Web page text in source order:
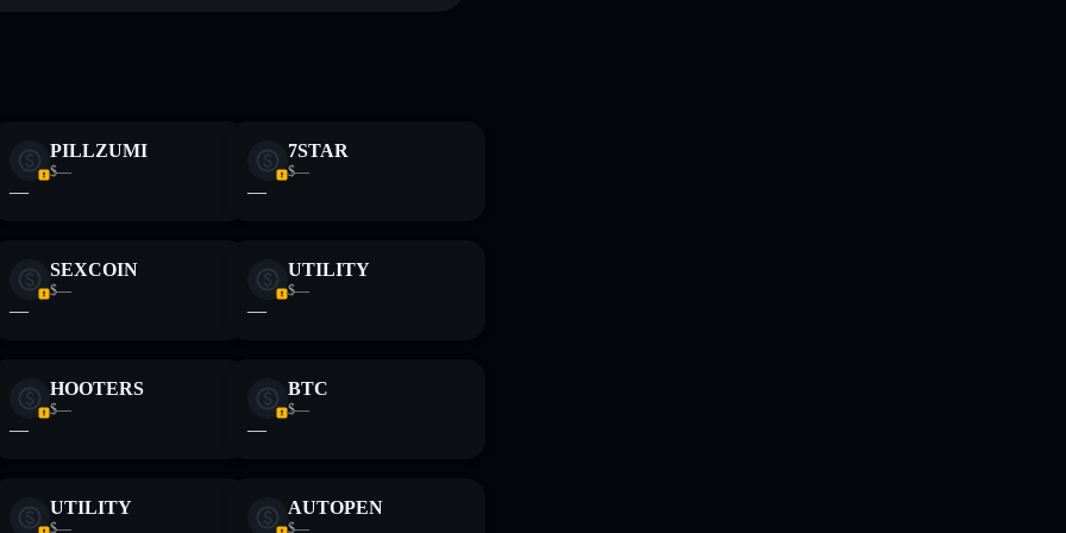
PILLZUMI
$—
—
7STAR
$—
—
SEXCOIN
$—
—
UTILITY
$—
—
HOOTERS
$—
—
BTC
$—
—
UTILITY
$—
AUTOPEN
$—